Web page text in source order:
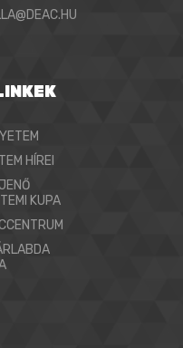
HÍREI
KUPA